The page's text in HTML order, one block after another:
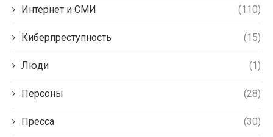
Интернет и СМИ (110)
Киберпреступность (15)
Люди (1)
Персоны (28)
Пресса (30)